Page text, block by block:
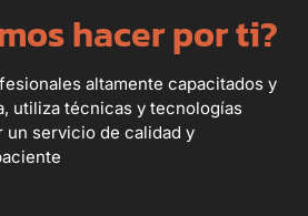
hacer por ti?
altamente capacitados y
utiliza técnicas y tecnologías
un servicio de calidad y